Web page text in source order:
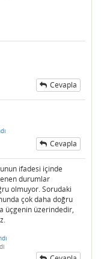
Cevapla
Cevapla
ifadesi içinde
durumlar
olmuyor. Sorudaki
çok daha doğru
üçgenin üzerindedir,